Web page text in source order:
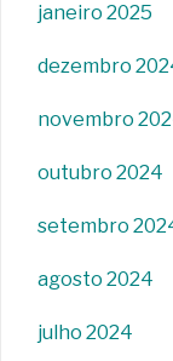
janeiro 2025
dezembro
novembro
outubro 2024
setembro
agosto 2024
julho 2024